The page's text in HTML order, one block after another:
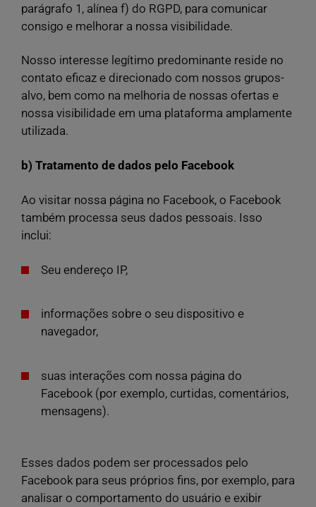
parágrafo 1, alínea f) do RGPD, para comunicar
consigo e melhorar a nossa visibilidade.
Nosso interesse legítimo predominante reside no
contato eficaz e direcionado com nossos grupos-
alvo, bem como na melhoria de nossas ofertas e
nossa visibilidade em uma plataforma amplamente
utilizada.
b) Tratamento de dados pelo Facebook
Ao visitar nossa página no Facebook, o Facebook
também processa seus dados pessoais. Isso
inclui:
Seu endereço IP,
informações sobre o seu dispositivo e
navegador,
suas interações com nossa página do
Facebook (por exemplo, curtidas, comentários,
mensagens).
Esses dados podem ser processados pelo
Facebook para seus próprios fins, por exemplo, para
analisar o comportamento do usuário e exibir